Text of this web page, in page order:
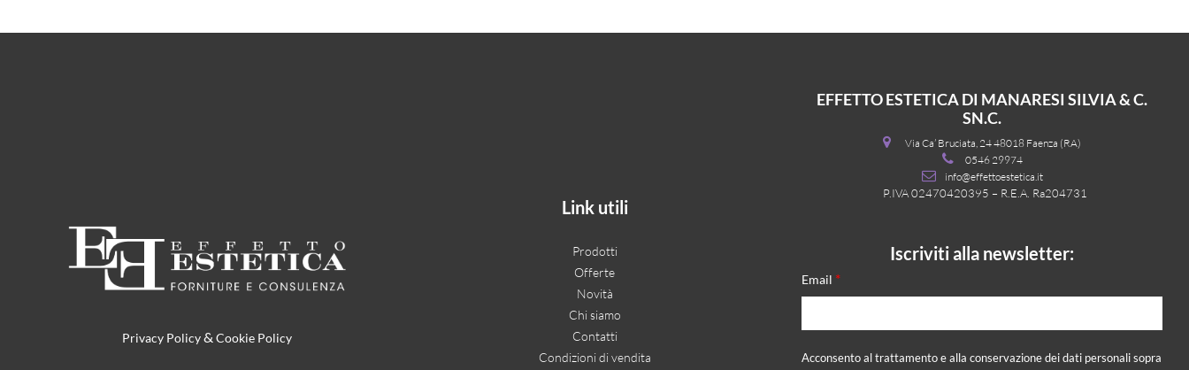
Privacy Policy& Cookie Policy
Link utili
Prodotti
Offerte
Novità
Chi siamo
Contatti
Condizioni di vendita
EFFETTO ESTETICA DI MANARESI SILVIA & C.
SN.C.
Via Ca’ Bruciata, 24 48018 Faenza (RA)
0546 29974
info@effettoestetica.it
P.IVA 02470420395 – R.E.A. Ra204731
Iscriviti alla newsletter:
Email *
Acconsento al trattamento e alla conservazione dei dati personali sopra